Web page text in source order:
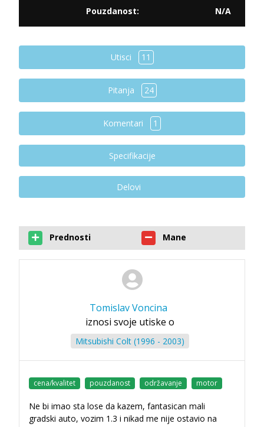
Pouzdanost:
N/A
Utisci 11
Pitanja 24
Komentari 1
Specifikacije
Delovi
Prednosti Mane
Tomislav Voncina
iznosi svoje utiske o
Mitsubishi Colt (1996 - 2003)
cena/kvalitet pouzdanost održavanje motor
Ne bi imao sta lose da kazem, fantasican mali
gradski auto, vozim 1.3 i nikad me nije ostavio na